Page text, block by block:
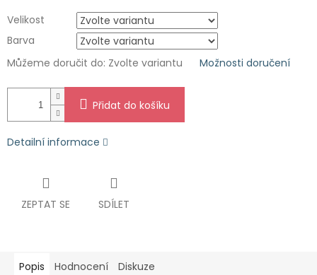
Velikost
Barva
Můžeme doručit do: Zvolte variantu Možnosti doručení
Přidat do košíku
Detailní informace
ZEPTAT SE SDÍLET
Popis Hodnocení Diskuze